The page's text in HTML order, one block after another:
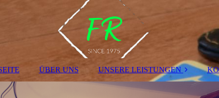
ÜBER UNS UNSERE LEISTUNGEN
FAHRERLAUBNIS